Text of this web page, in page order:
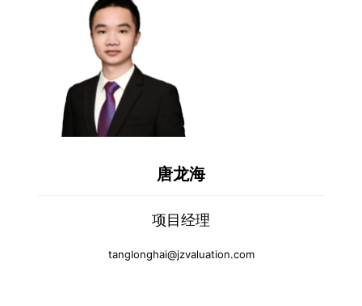
唐龙海
项目经理
tanglonghai@jzvaluation.com